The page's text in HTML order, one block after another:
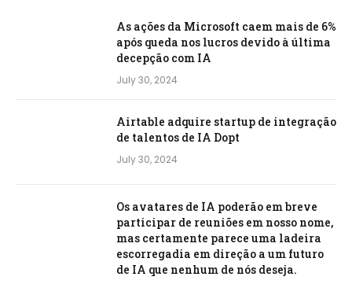
As ações da Microsoft caem mais de 6%
após queda nos lucros devido à última
decepção com IA
July 30, 2024
Airtable adquire startup de integração
de talentos de IA Dopt
July 30, 2024
Os avatares de IA poderão em breve
participar de reuniões em nosso nome,
mas certamente parece uma ladeira
escorregadia em direção a um futuro
de IA que nenhum de nós deseja.